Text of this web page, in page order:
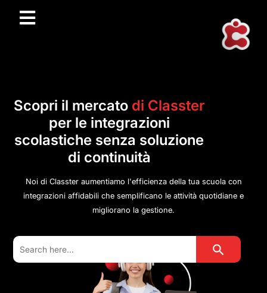
Scopri il mercato di Classter
per le integrazioni
scolastiche senza soluzione
di continuità
Noi di Classter aumentiamo l'efficienza della tua scuola con
integrazioni affidabili che semplificano le attività quotidiane e
migliorano la gestione.
Search
for:
Search Button